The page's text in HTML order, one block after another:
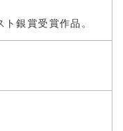
銀賞受賞作品。